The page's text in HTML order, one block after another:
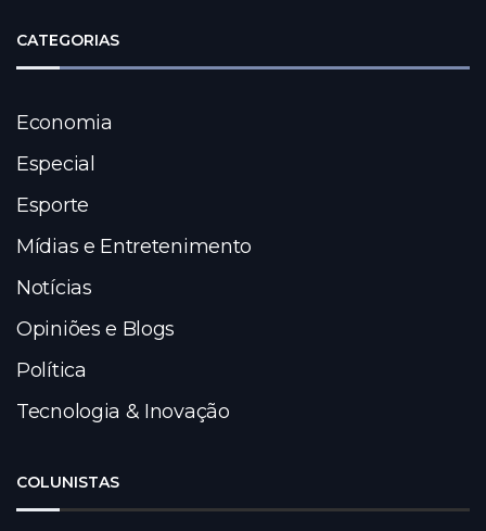
CATEGORIAS
Economia
Especial
Esporte
Mídias e Entretenimento
Notícias
Opiniões e Blogs
Política
Tecnologia & Inovação
COLUNISTAS